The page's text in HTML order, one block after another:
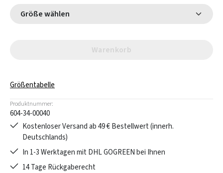
Größe wählen
Warenkorb
Größentabelle
Produktnummer:
604-34-00040
Kostenloser Versand ab 49 € Bestellwert (innerh.
Deutschlands)
In 1-3 Werktagen mit DHL GOGREEN bei Ihnen
14 Tage Rückgaberecht